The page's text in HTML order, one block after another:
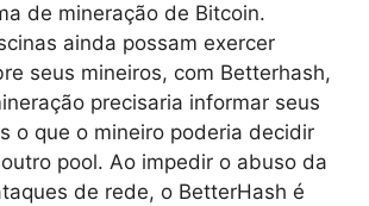
de mineração de Bitcoin.
ainda possam exercer
seus mineiros, com Betterhash,
precisaria informar seus
o que o mineiro poderia decidir
pool. Ao impedir o abuso da
de rede, o BetterHash é